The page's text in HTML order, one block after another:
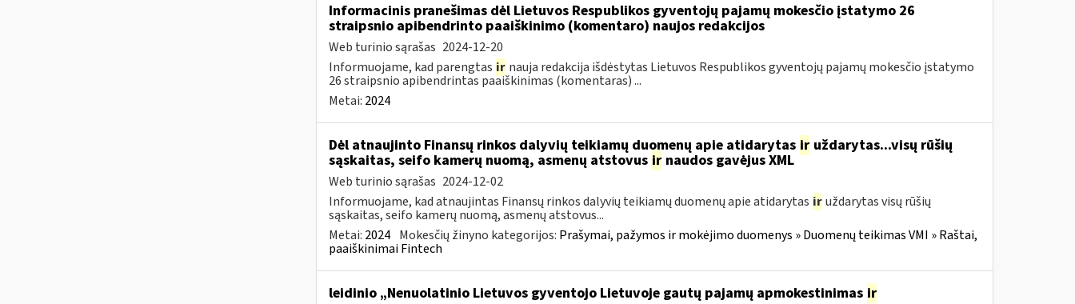
Informacinis pranešimas dėl Lietuvos Respublikos gyventojų pajamų mokesčio įstatymo 26
straipsnio apibendrinto paaiškinimo (komentaro) naujos redakcijos
Web turinio sąrašas 2024-12-20
Informuojame, kad parengtas ir nauja redakcija išdėstytas Lietuvos Respublikos gyventojų pajamų mokesčio įstatymo
26 straipsnio apibendrintas paaiškinimas (komentaras) ...
Metai: 2024
Dėl atnaujinto Finansų rinkos dalyvių teikiamų duomenų apie atidarytas iruždarytas...visų rūšių
sąskaitas, seifo kamerų nuomą, asmenų atstovus irnaudos gavėjus XML
Web turinio sąrašas 2024-12-02
Informuojame, kad atnaujintas Finansų rinkos dalyvių teikiamų duomenų apie atidarytas ir uždarytas visų rūšių
sąskaitas, seifo kamerų nuomą, asmenų atstovus...
Metai: 2024 Mokesčių žinyno kategorijos: Prašymai, pažymos ir mokėjimo duomenys » Duomenų teikimas VMI » Raštai,
paaiškinimai Fintech
leidinio „Nenuolatinio Lietuvos gyventojo Lietuvoje gautų pajamų apmokestinimas ir